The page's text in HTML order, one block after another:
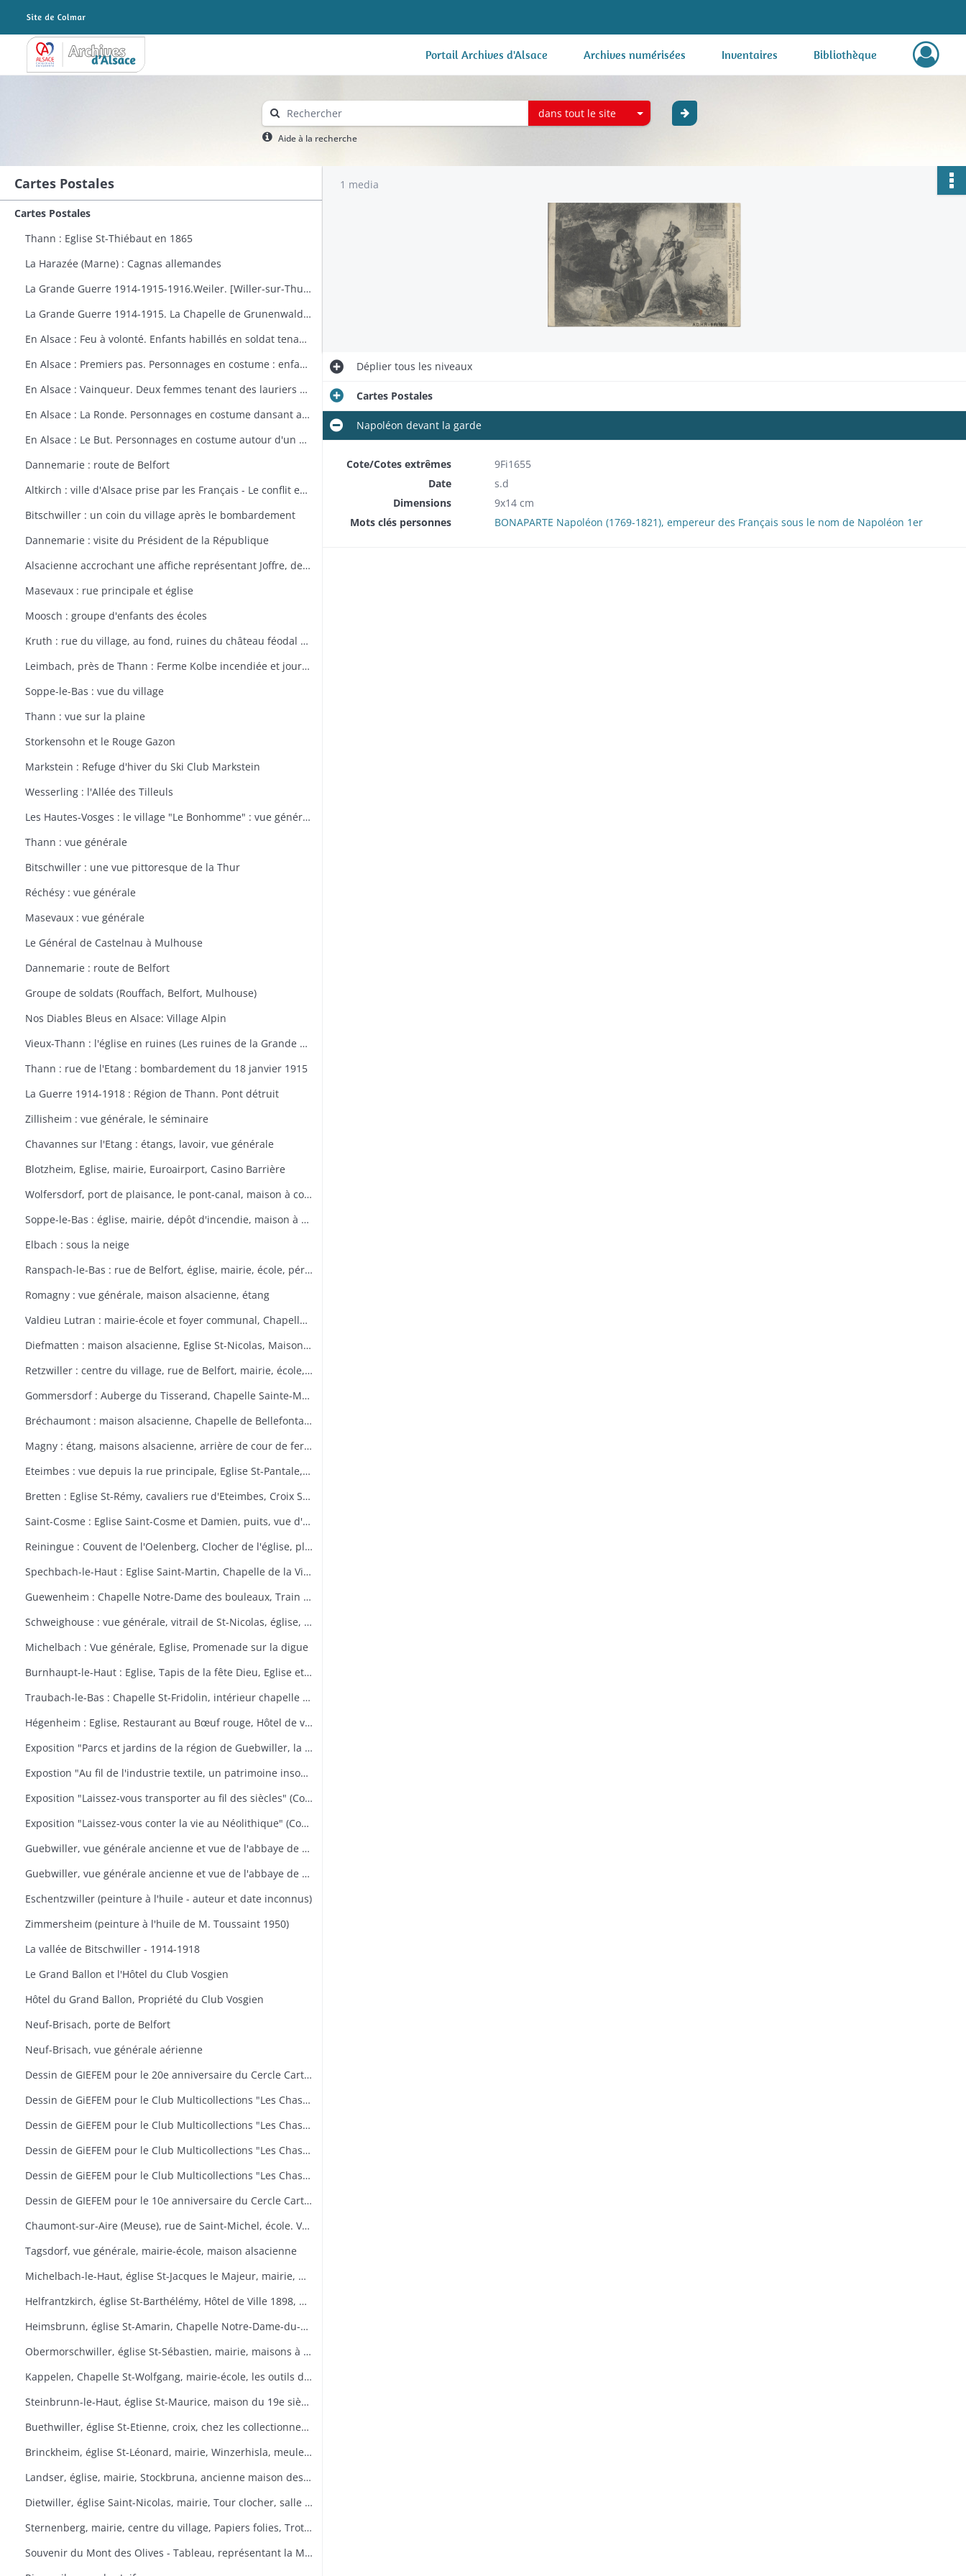
Archives Alsace - Colmar Portail Archives d'Alsace Archives numérisées Inventaires Bibliothèque
dans tout le site
Aide à la recherche
Cartes Postales
Cartes Postales
Thann : Eglise St-Thiébaut en 1865
La Harazée (Marne) : Cagnas allemandes
La Grande Guerre 1914-1915-1916.Weiler. [Willer-sur-Thur] : vue générale
La Grande Guerre 1914-1915. La Chapelle de Grunenwald près de Uderdersept habillés en soldat tenant un fusil. Dessin par Delalain.
En Alsace : Feu à volonté. Enfants habillés en soldat tenant un fusil. Dessin par Delalain.
En Alsace : Premiers pas. Personnages en costume : enfant allant vers le drapeau français. Dessin par Delalain.
En Alsace : Vainqueur. Deux femmes tenant des lauriers et un homme en costume. Dessin par Delalain.
En Alsace : La Ronde. Personnages en costume dansant autour du drapeau français. Dessin par Delalain.
En Alsace : Le But. Personnages en costume autour d'un drapeau français. Dessin par Delalain
Dannemarie : route de Belfort
Altkirch : ville d'Alsace prise par les Français - Le conflit européen en 1914
Bitschwiller : un coin du village après le bombardement
Dannemarie : visite du Président de la République
Alsacienne accrochant une affiche représentant Joffre, dessin de Th. CROY
Masevaux : rue principale et église
Moosch : groupe d'enfants des écoles
Kruth : rue du village, au fond, ruines du château féodal de Wildenstein
Leimbach, près de Thann : Ferme Kolbe incendiée et journellement bombardée avec les dépendances en ruines
Soppe-le-Bas : vue du village
Thann : vue sur la plaine
Storkensohn et le Rouge Gazon
Markstein : Refuge d'hiver du Ski Club Markstein
Wesserling : l'Allée des Tilleuls
Les Hautes-Vosges : le village "Le Bonhomme" : vue générale
Thann : vue générale
Bitschwiller : une vue pittoresque de la Thur
Réchésy : vue générale
Masevaux : vue générale
Le Général de Castelnau à Mulhouse
Dannemarie : route de Belfort
Groupe de soldats (Rouffach, Belfort, Mulhouse)
Nos Diables Bleus en Alsace: Village Alpin
Vieux-Thann : l'église en ruines (Les ruines de la Grande Guerre)
Thann : rue de l'Etang : bombardement du 18 janvier 1915
La Guerre 1914-1918 : Région de Thann. Pont détruit
Zillisheim : vue générale, le séminaire
Chavannes sur l'Etang : étangs, lavoir, vue générale
Blotzheim, Eglise, mairie, Euroairport, Casino Barrière
Wolfersdorf, port de plaisance, le pont-canal, maison à colombages
Soppe-le-Bas : église, mairie, dépôt d'incendie, maison à colombages
Elbach : sous la neige
Ranspach-le-Bas : rue de Belfort, église, mairie, école, périscolaire, platanes plantés sous Napoléon
Romagny : vue générale, maison alsacienne, étang
Valdieu Lutran : mairie-école et foyer communal, Chapelle Notre Dame de la Pitié, calvaire, échelle d'écluses sens Valdieu-Retzwiller
Diefmatten : maison alsacienne, Eglise St-Nicolas, Maison natale Barthélémy Gross
Retzwiller : centre du village, rue de Belfort, mairie, école, décors floraux
Gommersdorf : Auberge du Tisserand, Chapelle Sainte-Marguerite, Calvaire rue des Tilleuls
Bréchaumont : maison alsacienne, Chapelle de Bellefontaine, rue de l'église, M.A.R.P.A. (Maison d'accueil rurale pour personne âgées)
Magny : étang, maisons alsacienne, arrière de cour de ferme
Eteimbes : vue depuis la rue principale, Eglise St-Pantale, maison alsacienne
Bretten : Eglise St-Rémy, cavaliers rue d'Eteimbes, Croix St-Eloi
Saint-Cosme : Eglise Saint-Cosme et Damien, puits, vue d'ensemble, ancien presbytère, mairie
Reiningue : Couvent de l'Oelenberg, Clocher de l'église, plan d'eau, cour de ferme
Spechbach-le-Haut : Eglise Saint-Martin, Chapelle de la Vierge, Christ du dimanche des rameaux sur l'âne, Vierge de la Pitié
Guewenheim : Chapelle Notre-Dame des bouleaux, Train de la Doller, lavoir, pierre borne, mur cimetière, Calvaire 1857 avec décorations florales
Schweighouse : vue générale, vitrail de St-Nicolas, église, la Doller
Michelbach : Vue générale, Eglise, Promenade sur la digue
Burnhaupt-le-Haut : Eglise, Tapis de la fête Dieu, Eglise et école, Office de la fête Dieu
Traubach-le-Bas : Chapelle St-Fridolin, intérieur chapelle et tableau, Ecole, rue principale
Hégenheim : Eglise, Restaurant au Bœuf rouge, Hôtel de ville, décors floraux
Exposition "Parcs et jardins de la région de Guebwiller, la culture d'un patrimoine florissant" (Communauté de Communes de la Région de Guebwiller, du 15 octobre 2010 au 31 janvier 2011)
Expostion "Au fil de l'industrie textile, un patrimoine insoupçonné" (Communauté de Communes de la Région de Guebwiller, du 11 septembre au 30 octobre 2009)
Exposition "Laissez-vous transporter au fil des siècles" (Communauté de Communes de la Région de Guebwiller, du 26 octobre 2012 au 19 janvier 2013)
Exposition "Laissez-vous conter la vie au Néolithique" (Communauté de Communes de la Région de Guebwiller, du 14 octobre 2011 au 26 janvier 2012)
Guebwiller, vue générale ancienne et vue de l'abbaye de Murbach.
Guebwiller, vue générale ancienne et vue de l'abbaye de Murbach.
Eschentzwiller (peinture à l'huile - auteur et date inconnus)
Zimmersheim (peinture à l'huile de M. Toussaint 1950)
La vallée de Bitschwiller - 1914-1918
Le Grand Ballon et l'Hôtel du Club Vosgien
Hôtel du Grand Ballon, Propriété du Club Vosgien
Neuf-Brisach, porte de Belfort
Neuf-Brisach, vue générale aérienne
Dessin de GIEFEM pour le 20e anniversaire du Cercle Cartophile de Thann et de la Vallée de la Thur. 25-26 novembre 2006. carte n° 17
Dessin de GiEFEM pour le Club Multicollections "Les Chasseurs d'Images", Mulhouse. Carte n° 19 : "50 ans de carnaval à Mulhouse
Dessin de GiEFEM pour le Club Multicollections "Les Chasseurs d'Images", Mulhouse. Carte n° 20 : "L'univers de Tintin
Dessin de GiEFEM pour le Club Multicollections "Les Chasseurs d'Images", Mulhouse. Carte n° 17 : "Nounours a Cent ans
Dessin de GiEFEM pour le Club Multicollections "Les Chasseurs d'Images". Mulhouse. Carte n° 15
Dessin de GIEFEM pour le 10e anniversaire du Cercle Cartophile de Thann et de la Vallée de la Thur. Novembre 1997
Chaumont-sur-Aire (Meuse), rue de Saint-Michel, école. Vue d'une carte postale pour l'exposition de cartes postales anciennes (11 octobre 2009)
Tagsdorf, vue générale, mairie-école, maison alsacienne
Michelbach-le-Haut, église St-Jacques le Majeur, mairie, maison 1832, fontaine, fête du pain
Helfrantzkirch, église St-Barthélémy, Hôtel de Ville 1898, maison alsacienne
Heimsbrunn, église St-Amarin, Chapelle Notre-Dame-du-Chêne, Maison Ste-Anne, mairie
Obermorschwiller, église St-Sébastien, mairie, maisons à colombages
Kappelen, Chapelle St-Wolfgang, mairie-école, les outils d'antan, chez le collectionneur de tracteurs
Steinbrunn-le-Haut, église St-Maurice, maison du 19e siècle, vue générale
Buethwiller, église St-Etienne, croix, chez les collectionneurs
Brinckheim, église St-Léonard, mairie, Winzerhisla, meule 1597, moulin
Landser, église, mairie, Stockbruna, ancienne maison des sœurs, Monastère St-Alphonse
Dietwiller, église Saint-Nicolas, mairie, Tour clocher, salle des fêtes
Sternenberg, mairie, centre du village, Papiers folies, Trotta Hisla
Souvenir du Mont des Olives - Tableau, représentant la Mort, à l'entrée du dortoir peint par Père M. Joseph (Baron de Géramb, général autrichien, mort en 1848 comme procurateur des Trappistes).
1 media
Dépliertous les niveaux
Cartes Postales
Napoléon devant la garde
Cote/Cotes extrêmes
9Fi1655
Date
s.d
Dimensions
9x14 cm
Mots clés personnes
BONAPARTE Napoléon (1769-1821), empereur des Français sous le nom de Napoléon 1er